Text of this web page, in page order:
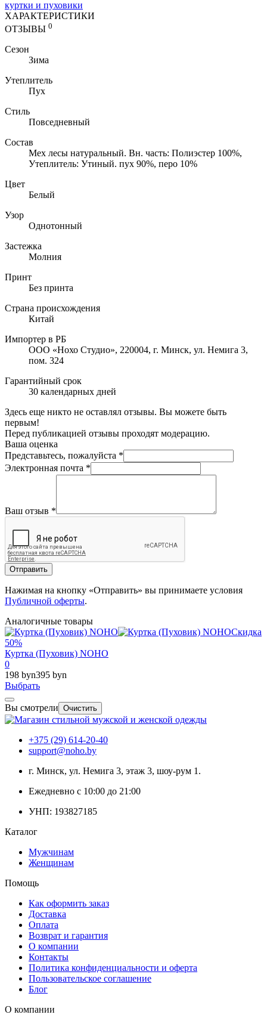
куртки и пуховики
ХАРАКТЕРИСТИКИ
ОТЗЫВЫ 0
Сезон
Зима
Утеплитель
Пух
Стиль
Повседневный
Состав
Мех лесы натуральный. Вн. часть: Полиэстер 100%,
Утеплитель: Утиный. пух 90%, перо 10%
Цвет
Белый
Узор
Однотонный
Застежка
Молния
Принт
Без принта
Страна происхождения
Китай
Импортер в РБ
ООО «Нохо Студио», 220004, г. Минск, ул. Немига 3,
пом. 324
Гарантийный срок
30 календарных дней
Здесь еще никто не оставлял отзывы. Вы можете быть
первым!
Перед публикацией отзывы проходят модерацию.
Ваша оценка
Представьтесь, пожалуйста *
Электронная почта *
Ваш отзыв *
Отправить
Нажимая на кнопку «Отправить» вы принимаете условия
Публичной оферты.
Аналогичные товары
Скидка
50%
Куртка (Пуховик) NOHO
0
198 byn395 byn
Выбрать
Вы смотрели Очистить
+375 (29) 614-20-40
support@noho.by
г. Минск, ул. Немига 3, этаж 3, шоу-рум 1.
Ежедневно с 10:00 до 21:00
УНП: 193827185
Каталог
Мужчинам
Женщинам
Помощь
Как оформить заказ
Доставка
Оплата
Возврат и гарантия
О компании
Контакты
Политика конфиденциальности и оферта
Пользовательское соглашение
Блог
О компании